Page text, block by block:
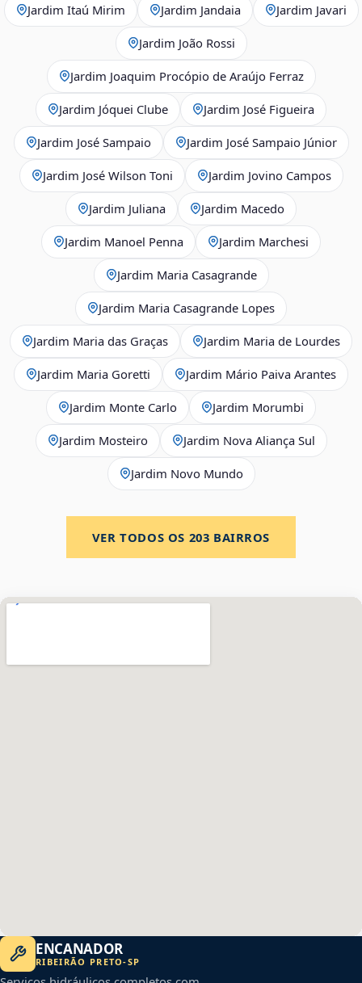
Jardim Itaú Mirim Jardim Jandaia Jardim Javari
Jardim João Rossi
Jardim Joaquim Procópio de Araújo Ferraz
Jardim Jóquei Clube Jardim José Figueira
Jardim José Sampaio Jardim José Sampaio Júnior
Jardim José Wilson Toni Jardim Jovino Campos
Jardim Juliana Jardim Macedo
Jardim Manoel Penna Jardim Marchesi
Jardim Maria Casagrande
Jardim Maria Casagrande Lopes
Jardim Maria das Graças Jardim Maria de Lourdes
Jardim Maria Goretti Jardim Mário Paiva Arantes
Jardim Monte Carlo Jardim Morumbi
Jardim Mosteiro Jardim Nova Aliança Sul
Jardim Novo Mundo
VER TODOS OS 203 BAIRROS
ENCANADOR
RIBEIRÃO PRETO-SP